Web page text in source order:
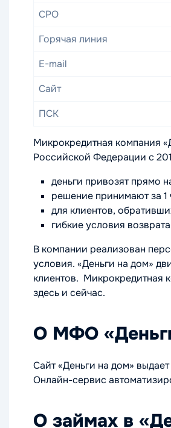
СРО
Горячая линия
E-mail
Сайт
ПСК
Микрокредитная компания
Российской Федерации с
деньги привозят прямо
решение принимают за 1
для клиентов,
гибкие условия
В компании реализован
условия. «Деньги на дом»
клиентов. Микрокредитная
здесь и сейчас.
О МФО
Сайт «Деньги на дом»
Онлайн-сервис
О займах в